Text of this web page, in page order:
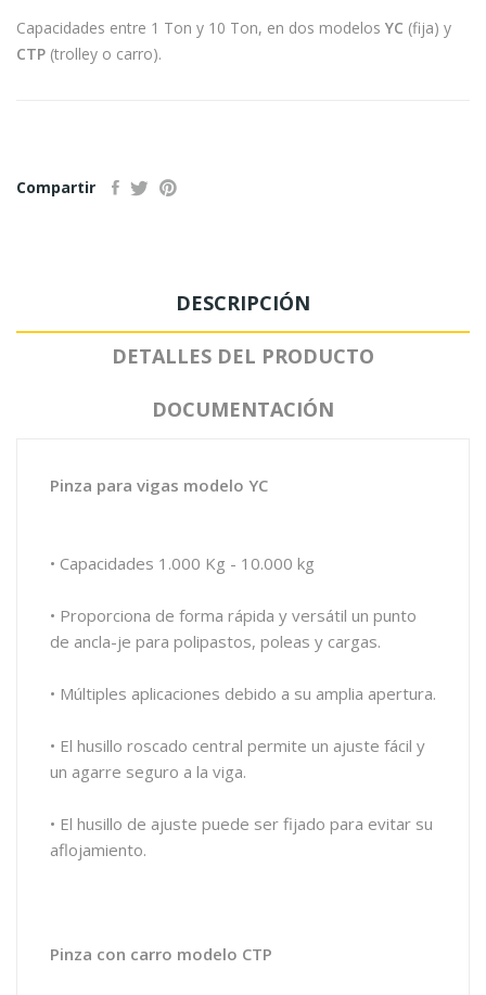
Capacidades entre 1 Ton y 10 Ton, en dos modelos YC (fija) y
CTP (trolley o carro).
Compartir
DESCRIPCIÓN
DETALLES DEL PRODUCTO
DOCUMENTACIÓN
Pinza para vigas modelo YC
• Capacidades 1.000 Kg - 10.000 kg
• Proporciona de forma rápida y versátil un punto
de ancla-je para polipastos, poleas y cargas.
• Múltiples aplicaciones debido a su amplia apertura.
• El husillo roscado central permite un ajuste fácil y
un agarre seguro a la viga.
• El husillo de ajuste puede ser fijado para evitar su
aflojamiento.
Pinza con carro modelo CTP